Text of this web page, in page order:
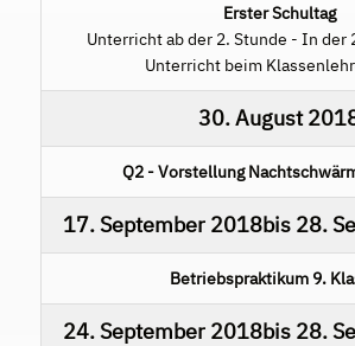
Erster Schultag
Unterricht ab der 2. Stunde - In der
Unterricht beim
30. August
Q2 - Vorstellung
17. September 2018bis 28.
Betriebspraktikum 9.
24. September 2018bis 28.